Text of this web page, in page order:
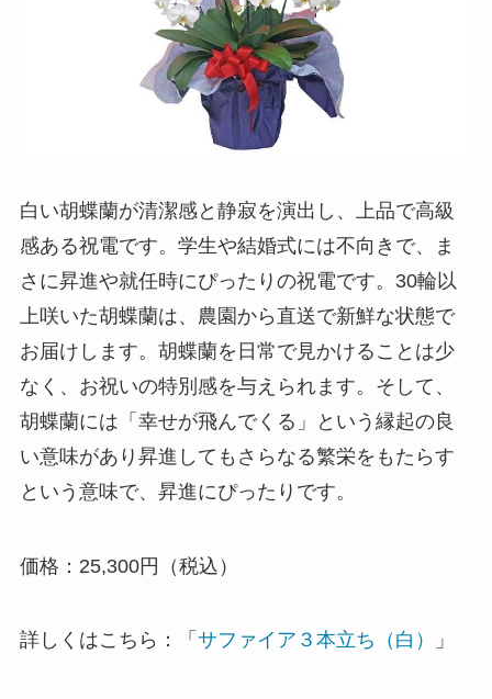
弔電を選ぶ
ベーシック
越前和紙
西陣織物
供花・献花
胡蝶蘭セット
よくご利用いただく弔電
白い胡蝶蘭が清潔感と静寂を演出し、上品で高級
感ある祝電です。学生や結婚式には不向きで、ま
さに昇進や就任時にぴったりの祝電です。30輪以
上咲いた胡蝶蘭は、農園から直送で新鮮な状態で
お届けします。胡蝶蘭を日常で見かけることは少
なく、お祝いの特別感を与えられます。そして、
胡蝶蘭には「幸せが飛んでくる」という縁起の良
い意味があり昇進してもさらなる繁栄をもたらす
という意味で、昇進にぴったりです。
価格：25,300円（税込）
詳しくはこちら：「 サファイア３本立ち（白） 」